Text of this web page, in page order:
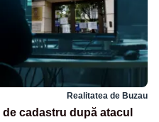
Realitatea de Buzau
cadastru după atacul